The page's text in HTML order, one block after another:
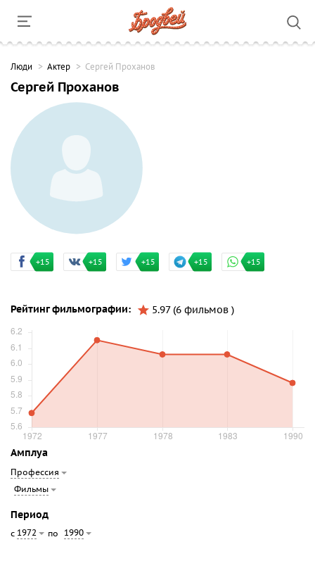
Люди Актер Сергей Проханов
Сергей Проханов
+15 +15 +15 +15 +15
Рейтинг фильмографии: 5.97 (6 фильмов )
Амплуа
Профессия
Фильмы
Период
с 1972 по 1990